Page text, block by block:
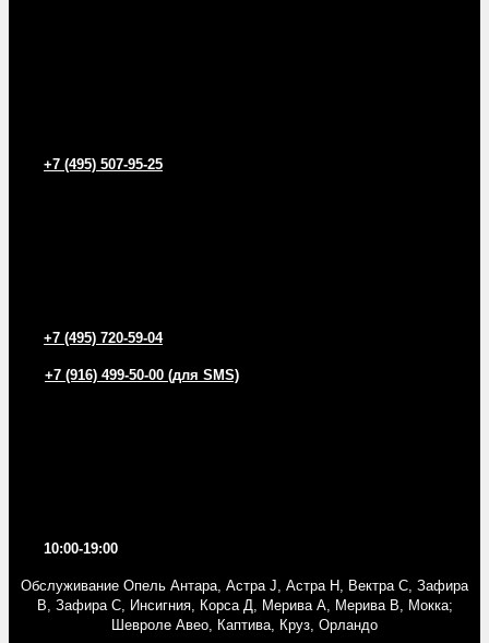
+7 (495) 507-95-25
+7 (495) 720-59-04
+7 (916) 499-50-00 (для SMS)
10:00-19:00
Обслуживание Опель Антара, Астра J, Астра Н, Вектра С, Зафира
В, Зафира С, Инсигния, Корса Д, Мерива A, Мерива B, Мокка;
Шевроле Авео, Каптива, Круз, Орландо